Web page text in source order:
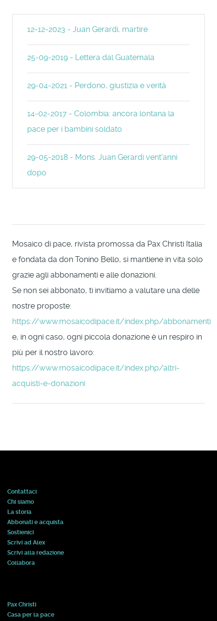
12-12-2023 - Juan Gerardi, martire
25-09-2019 - Lettera dal Guatemala
29-04-2021 - Perdono, giustizia e verità
14-02-2017 - Colombia: ancora lontana la
pace per i bambini soldato
29-05-2018 - Mons. Juan Gerardi vent'anni
dopo
Mosaico di pace, rivista promossa da Pax Christi Italia
e fondata da don Tonino Bello, si mantiene in vita solo
grazie agli abbonamenti e alle donazioni.
Se non sei abbonato, ti invitiamo a valutare una delle
nostre proposte:
https://www.mosaicodipace.it/index.php/abbonamenti
e, in ogni caso, ogni piccola donazione è un respiro in
più per il nostro lavoro:
https://www.mosaicodipace.it/index.php/altri-
acquisti-e-donazioni
Contattaci
Chi siamo
La storia
Abbonati e acquista
Sostienici
Scrivi ad Alex
Scrivi alla redazione
Collabora
Pax Christi
Casa per la pace